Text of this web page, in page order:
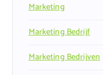
Marketing
Marketing Bedrijf
Marketing Bedrijven